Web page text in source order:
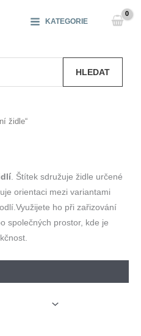
KATEGORIE
HLEDAT
židle“
. Štítek sdružuje židle určené
orientaci mezi variantami
ho při zařizování
společných prostor, kde je